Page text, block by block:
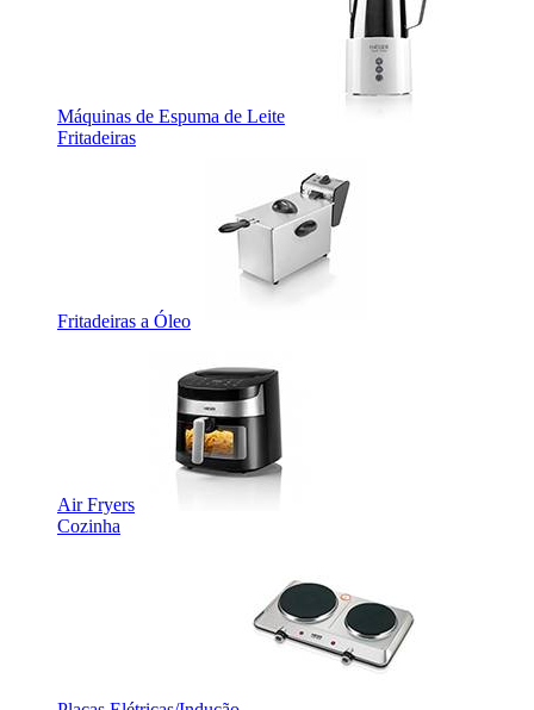
Máquinas de Espuma de Leite
Fritadeiras
Fritadeiras a Óleo
Air Fryers
Cozinha